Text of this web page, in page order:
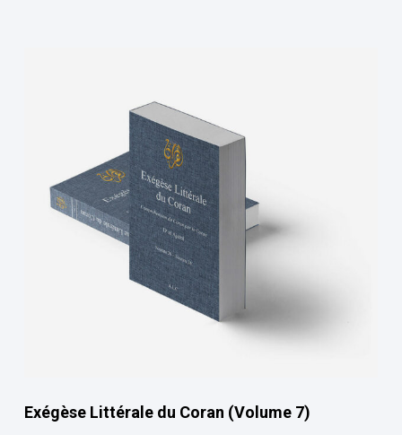
Exégèse Littérale du Coran (Volume 7)